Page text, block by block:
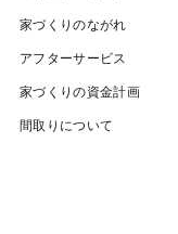
家づくりのながれ
アフターサービス
家づくりの資金計画
間取りについて